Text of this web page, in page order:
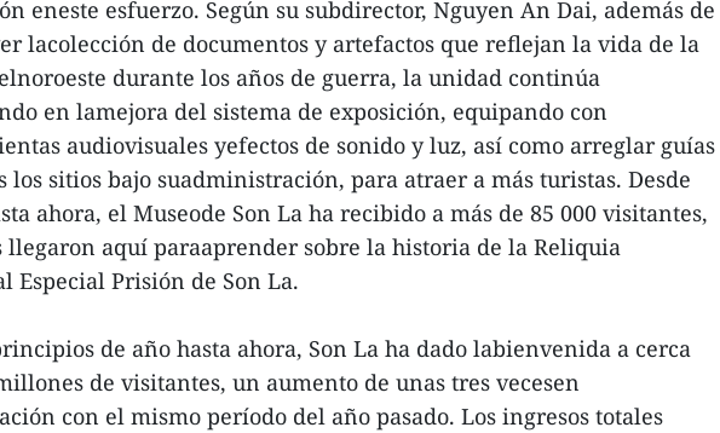
eneste esfuerzo. Según su subdirector, Nguyen An Dai, además de
lacolección de documentos y artefactos que reflejan la vida de la
durante los años de guerra, la unidad continúa
en lamejora del sistema de exposición, equipando con
audiovisuales yefectos de sonido y luz, así como arreglar guías
los sitios bajo suadministración, para atraer a más turistas. Desde
ahora, el Museode Son La ha recibido a más de 85 000 visitantes,
llegaron aquí paraaprender sobre la historia de la Reliquia
Especial Prisión de Son La.
de año hasta ahora, Son La ha dado labienvenida a cerca
de visitantes, un aumento de unas tres vecesen
con el mismo período del año pasado. Los ingresos totales